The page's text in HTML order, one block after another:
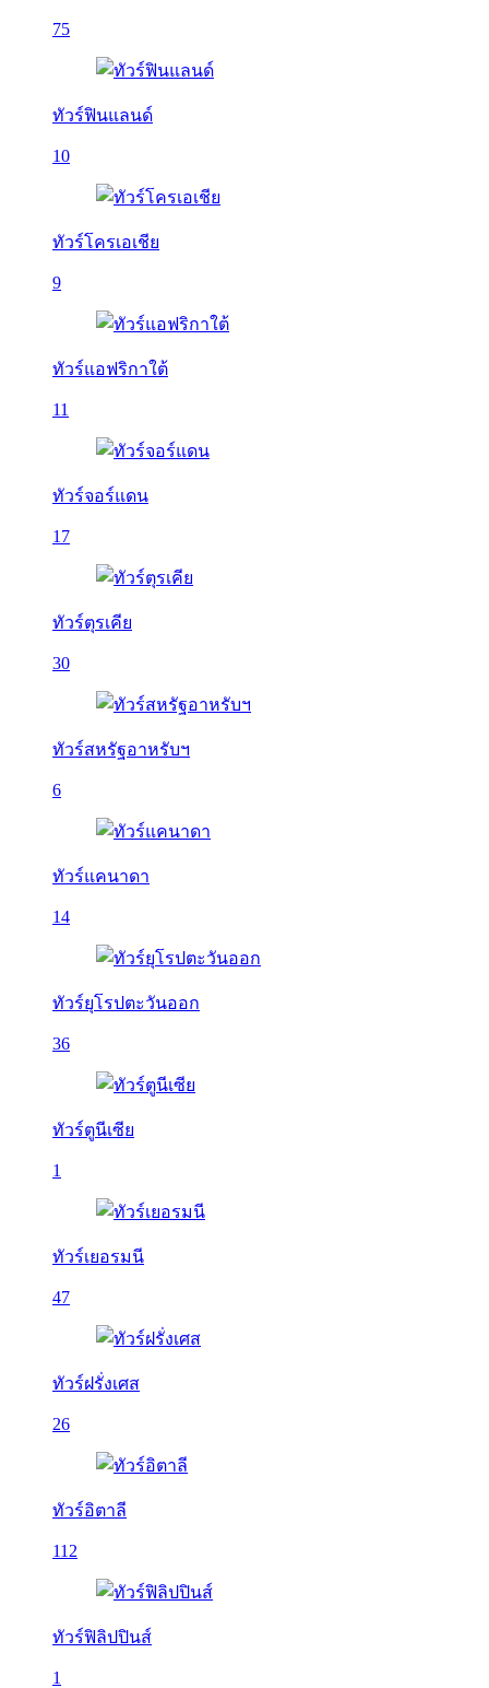
75
ทัวร์ฟินแลนด์
10
ทัวร์โครเอเชีย
9
ทัวร์แอฟริกาใต้
11
ทัวร์จอร์แดน
17
ทัวร์ตุรเคีย
30
ทัวร์สหรัฐอาหรับฯ
6
ทัวร์แคนาดา
14
ทัวร์ยุโรปตะวันออก
36
ทัวร์ตูนีเซีย
1
ทัวร์เยอรมนี
47
ทัวร์ฝรั่งเศส
26
ทัวร์อิตาลี
112
ทัวร์ฟิลิปปินส์
1